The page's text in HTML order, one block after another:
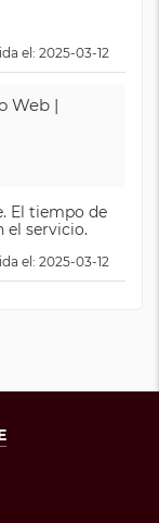
el: 2025-03-12
Web |
El tiempo de
el servicio.
el: 2025-03-12